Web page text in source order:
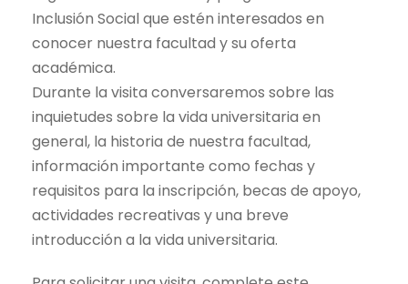
Inclusión Social que estén interesados en
conocer nuestra facultad y su oferta
académica.
Durante la visita conversaremos sobre las
inquietudes sobre la vida universitaria en
general, la historia de nuestra facultad,
información importante como fechas y
requisitos para la inscripción, becas de apoyo,
actividades recreativas y una breve
introducción a la vida universitaria.